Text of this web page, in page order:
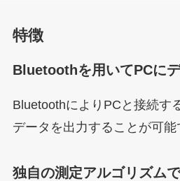
特徴
Bluetoothを用いてPCに
BluetoothによりPCと接続す
データを出力することが可能
独自の測定アルゴリズム